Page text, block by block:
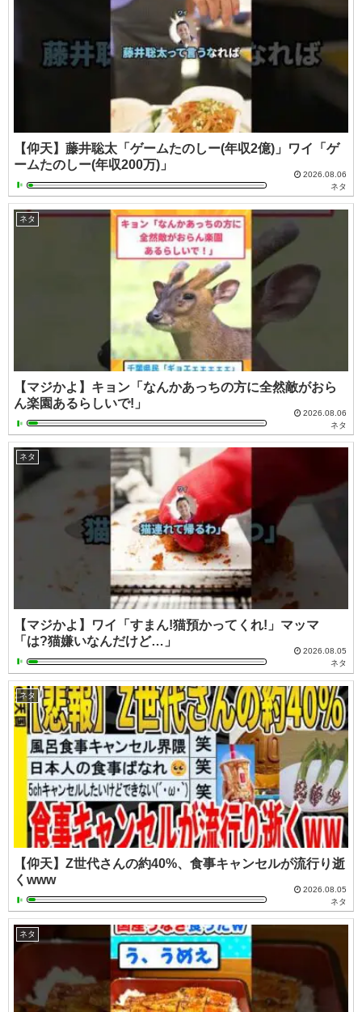
【仰天】藤井聡太「ゲームたのしー(年収2億)」ワイ「ゲ
ームたのしー(年収200万)」
2026.08.06
ネタ
ネタ
【マジかよ】キョン「なんかあっちの方に全然敵がおら
ん楽園あるらしいで!」
2026.08.06
ネタ
ネタ
【マジかよ】ワイ「すまん!猫預かってくれ!」マッマ
「は?猫嫌いなんだけど…」
2026.08.05
ネタ
ネタ
【仰天】Z世代さんの約40%、食事キャンセルが流行り逝
くwww
2026.08.05
ネタ
ネタ